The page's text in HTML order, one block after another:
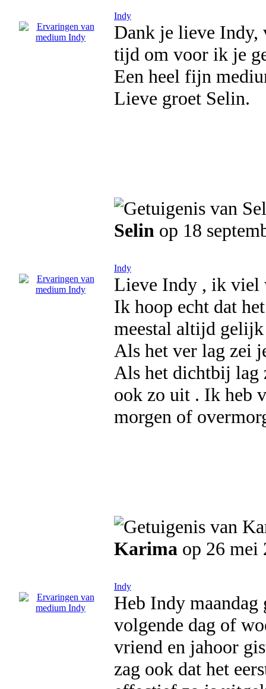
Indy
Dank je lieve Indy,
tijd om voor ik je
Een heel fijn
Lieve groet Selin.
Selin op 18
Indy
Lieve Indy , ik viel
Ik hoop echt dat
meestal altijd
Als het ver lag zei
Als het dichtbij lag
ook zo uit . Ik heb
morgen of
Karima op 26 mei
Indy
Heb Indy maandag
volgende dag of
vriend en jahoor
zag ook dat het